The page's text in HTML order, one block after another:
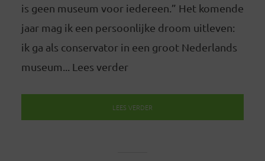
is geen museum voor iedereen.” Het komende
jaar mag ik een persoonlijke droom uitleven:
ik ga als conservator in een groot Nederlands
museum... Lees verder
LEES VERDER